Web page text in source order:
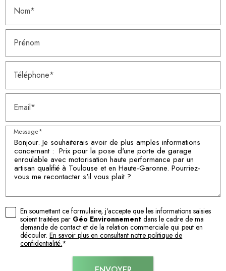
Nom*
Prénom
Téléphone*
Email*
Message*
En soumettant ce formulaire, j'accepte que les informations saisies
soient traitées par Géo Environnement dans le cadre de ma
demande de contact et de la relation commerciale qui peut en
découler.En savoir plus en consultant notre politique de
confidentialité.*